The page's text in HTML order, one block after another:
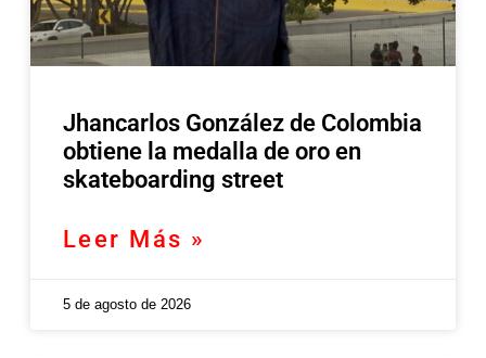
Jhancarlos González de Colombia
obtiene la medalla de oro en
skateboarding street
Leer Más »
5 de agosto de 2026